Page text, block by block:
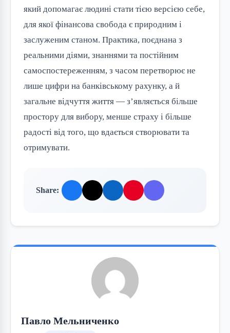
який допомагає людині стати тією версією себе,
для якої фінансова свобода є природним і
заслуженим станом. Практика, поєднана з
реальними діями, знаннями та постійним
самоспостереженням, з часом перетворює не
лише цифри на банківському рахунку, а й
загальне відчуття життя — з’являється більше
простору для вибору, менше страху і більше
радості від того, що вдається створювати та
отримувати.
Share:
Павло Мельниченко